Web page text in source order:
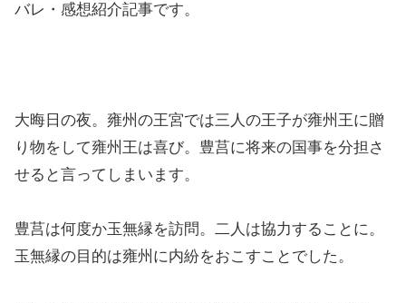
バレ・感想紹介記事です。
大晦日の夜。雍州の王宮では三人の王子が雍州王に贈
り物をして雍州王は喜び。豊莒に将来の国事を分担さ
せると言ってしまいます。
豊莒は何度か玉無縁を訪問。二人は協力することに。
玉無縁の目的は雍州に内紛をおこすことでした。